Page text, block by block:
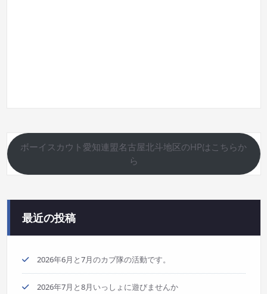
ボーイスカウト愛知連盟名古屋北斗地区のHPはこちらか
ら
最近の投稿
2026年6月と7月のカブ隊の活動です。
2026年7月と8月いっしょに遊びませんか